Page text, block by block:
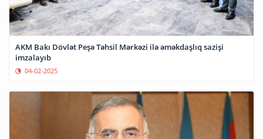
AKM Bakı Dövlət Peşə Təhsil Mərkəzi ilə əməkdaşlıq sazişi
imzalayıb
04-02-2025